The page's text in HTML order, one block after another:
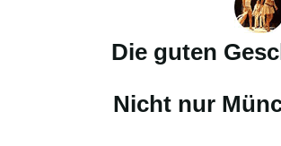
Die guten
Nicht nur